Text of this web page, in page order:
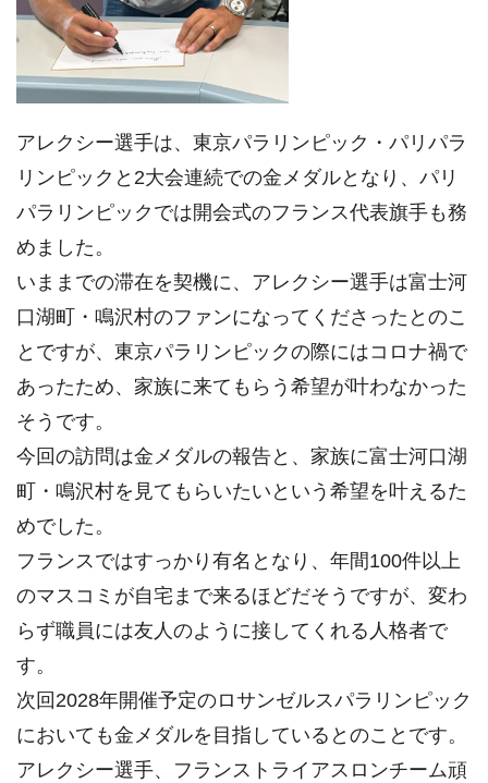
アレクシー選手は、東京パラリンピック・パリパラ
リンピックと2大会連続での金メダルとなり、パリ
パラリンピックでは開会式のフランス代表旗手も務
めました。
いままでの滞在を契機に、アレクシー選手は富士河
口湖町・鳴沢村のファンになってくださったとのこ
とですが、東京パラリンピックの際にはコロナ禍で
あったため、家族に来てもらう希望が叶わなかった
そうです。
今回の訪問は金メダルの報告と、家族に富士河口湖
町・鳴沢村を見てもらいたいという希望を叶えるた
めでした。
フランスではすっかり有名となり、年間100件以上
のマスコミが自宅まで来るほどだそうですが、変わ
らず職員には友人のように接してくれる人格者で
す。
次回2028年開催予定のロサンゼルスパラリンピック
においても金メダルを目指しているとのことです。
アレクシー選手、フランストライアスロンチーム頑